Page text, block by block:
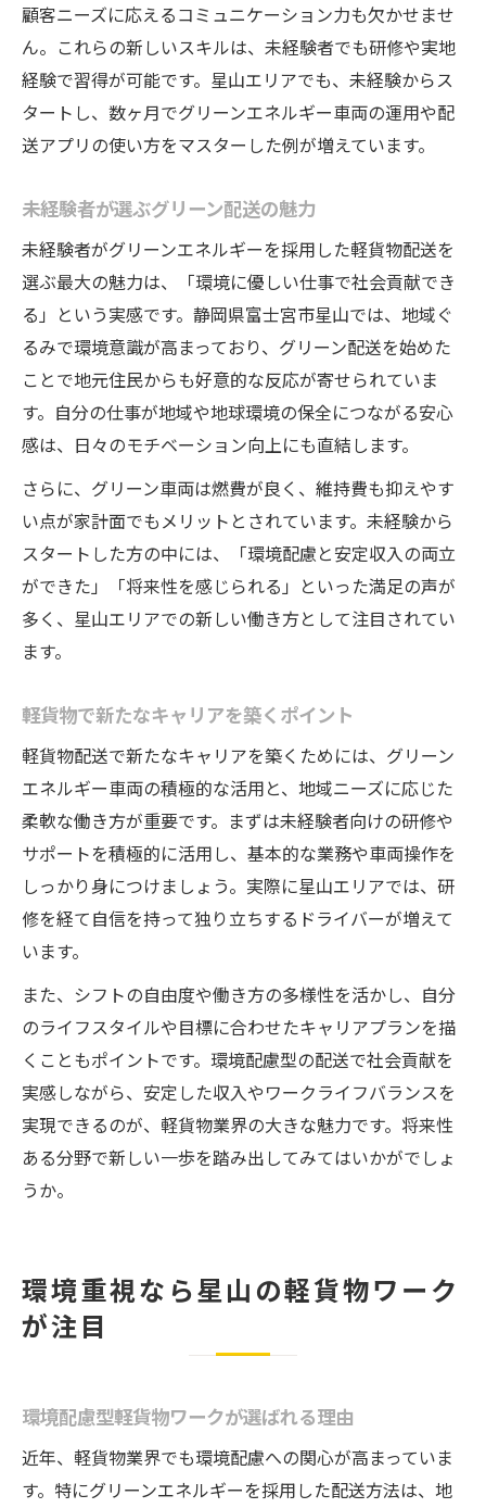
顧客ニーズに応えるコミュニケーション力も欠かせませ
ん。これらの新しいスキルは、未経験者でも研修や実地
経験で習得が可能です。星山エリアでも、未経験からス
タートし、数ヶ月でグリーンエネルギー車両の運用や配
送アプリの使い方をマスターした例が増えています。
未経験者が選ぶグリーン配送の魅力
未経験者がグリーンエネルギーを採用した軽貨物配送を
選ぶ最大の魅力は、「環境に優しい仕事で社会貢献でき
る」という実感です。静岡県富士宮市星山では、地域ぐ
るみで環境意識が高まっており、グリーン配送を始めた
ことで地元住民からも好意的な反応が寄せられていま
す。自分の仕事が地域や地球環境の保全につながる安心
感は、日々のモチベーション向上にも直結します。
さらに、グリーン車両は燃費が良く、維持費も抑えやす
い点が家計面でもメリットとされています。未経験から
スタートした方の中には、「環境配慮と安定収入の両立
ができた」「将来性を感じられる」といった満足の声が
多く、星山エリアでの新しい働き方として注目されてい
ます。
軽貨物で新たなキャリアを築くポイント
軽貨物配送で新たなキャリアを築くためには、グリーン
エネルギー車両の積極的な活用と、地域ニーズに応じた
柔軟な働き方が重要です。まずは未経験者向けの研修や
サポートを積極的に活用し、基本的な業務や車両操作を
しっかり身につけましょう。実際に星山エリアでは、研
修を経て自信を持って独り立ちするドライバーが増えて
います。
また、シフトの自由度や働き方の多様性を活かし、自分
のライフスタイルや目標に合わせたキャリアプランを描
くこともポイントです。環境配慮型の配送で社会貢献を
実感しながら、安定した収入やワークライフバランスを
実現できるのが、軽貨物業界の大きな魅力です。将来性
ある分野で新しい一歩を踏み出してみてはいかがでしょ
うか。
環境重視なら星山の軽貨物ワーク
が注目
環境配慮型軽貨物ワークが選ばれる理由
近年、軽貨物業界でも環境配慮への関心が高まっていま
す。特にグリーンエネルギーを採用した配送方法は、地